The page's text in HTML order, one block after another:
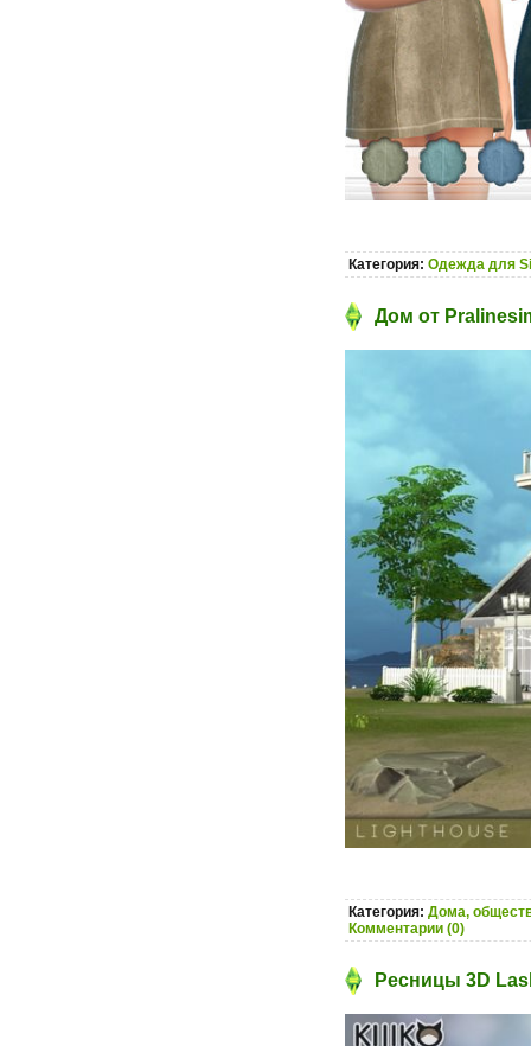
Категория: Одежда для
Дом от
Категория: Дома,
Комментарии (0)
Ресницы 3D